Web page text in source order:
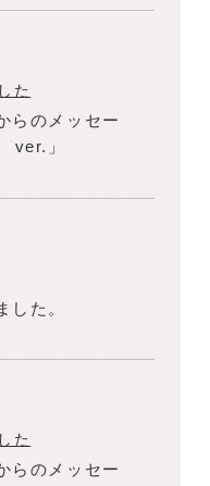
た
らのメッセー
」
した。
た
らのメッセー